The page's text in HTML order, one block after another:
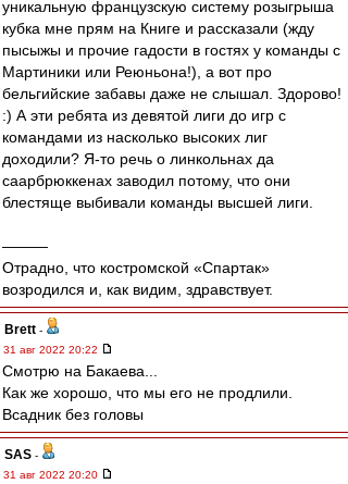
уникальную французскую систему розыгрыша
кубка мне прям на Книге и рассказали (жду
пысыжы и прочие гадости в гостях у команды с
Мартиники или Реюньона!), а вот про
бельгийские забавы даже не слышал. Здорово!
:) А эти ребята из девятой лиги до игр с
командами из насколько высоких лиг
доходили? Я-то речь о линкольнах да
саарбрюккенах заводил потому, что они
блестяще выбивали команды высшей лиги.
———
Отрадно, что костромской «Спартак»
возродился и, как видим, здравствует.
Brett -
31 авг 2022 20:22
Смотрю на Бакаева...
Как же хорошо, что мы его не продлили.
Всадник без головы
SAS -
31 авг 2022 20:20